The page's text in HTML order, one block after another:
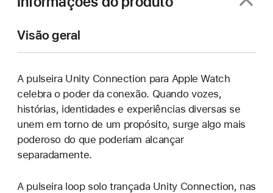
Visão geral
A pulseira Unity Connection para Apple Watch
celebra o poder da conexão. Quando vozes,
histórias, identidades e experiências diversas se
unem em torno de um propósito, surge algo mais
poderoso do que poderiam alcançar
separadamente.
A pulseira loop solo trançada Unity Connection, nas